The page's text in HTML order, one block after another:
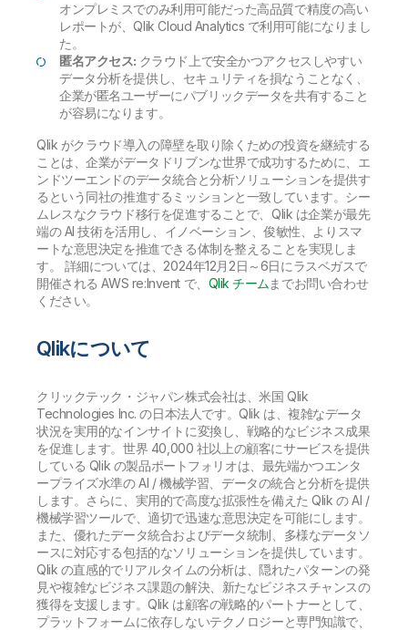
オンプレミスでのみ利用可能だった高品質で精度の高い
レポートが、Qlik Cloud Analytics で利用可能になりまし
た。
匿名アクセス: クラウド上で安全かつアクセスしやすい
データ分析を提供し、セキュリティを損なうことなく、
企業が匿名ユーザーにパブリックデータを共有すること
が容易になります。
Qlik がクラウド導入の障壁を取り除くための投資を継続する
ことは、企業がデータドリブンな世界で成功するために、エ
ンドツーエンドのデータ統合と分析ソリューションを提供す
るという同社の推進するミッションと一致しています。シー
ムレスなクラウド移行を促進することで、Qlik は企業が最先
端の AI 技術を活用し、イノベーション、俊敏性、よりスマ
ートな意思決定を推進できる体制を整えることを実現しま
す。 詳細については、2024年12月2日～6日にラスベガスで
開催される AWS re:Invent で、 Qlik チームまでお問い合わせ
ください。
Qlikについて
クリックテック・ジャパン株式会社は、米国 Qlik
Technologies Inc. の日本法人です。Qlik は、複雑なデータ
状況を実用的なインサイトに変換し、戦略的なビジネス成果
を促進します。世界 40,000 社以上の顧客にサービスを提供
している Qlik の製品ポートフォリオは、最先端かつエンタ
ープライズ水準の AI / 機械学習、データの統合と分析を提供
します。さらに、実用的で高度な拡張性を備えた Qlik の AI /
機械学習ツールで、適切で迅速な意思決定を可能にします。
また、優れたデータ統合およびデータ統制、多様なデータソ
ースに対応する包括的なソリューションを提供しています。
Qlik の直感的でリアルタイムの分析は、隠れたパターンの発
見や複雑なビジネス課題の解決、新たなビジネスチャンスの
獲得を支援します。Qlik は顧客の戦略的パートナーとして、
プラットフォームに依存しないテクノロジーと専門知識で、